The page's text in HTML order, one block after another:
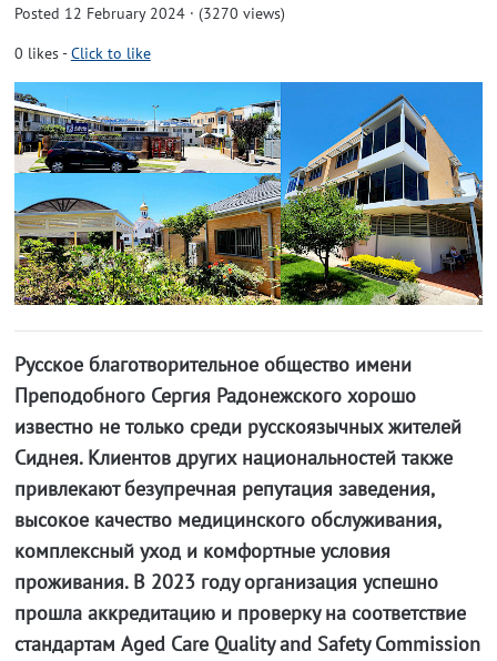
Posted 12 February 2024 · (3270 views)
0 likes-Click to like
Русское благотворительное общество имени
Преподобного Сергия Радонежского хорошо
известно не только среди русскоязычных жителей
Сиднея. Клиентов других национальностей также
привлекают безупречная репутация заведения,
высокое качество медицинского обслуживания,
комплексный уход и комфортные условия
проживания. В 2023 году организация успешно
прошла аккредитацию и проверку на соответствие
стандартам Aged Care Quality and Safety Commission